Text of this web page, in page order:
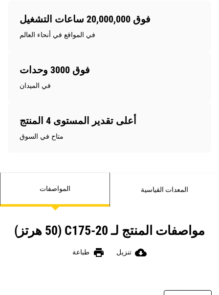
فوق 20,000,000 ساعات التشغيل
في المواقع في أنحاء العالم
فوق 3000 وحدات
في الميدان
أعلى تقدير المستوى 4 المنتج
متاح في السوق
المواصفات المعدات القياسية
مواصفات المنتج لـ C175-20 (50 هرتز)
cloud_download تنزيل print طباعة